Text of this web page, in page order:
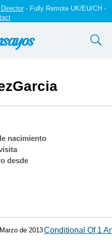
- Fully Remote UK/EU/CH -
nacimiento
desde
de 2013Conditional Of 1